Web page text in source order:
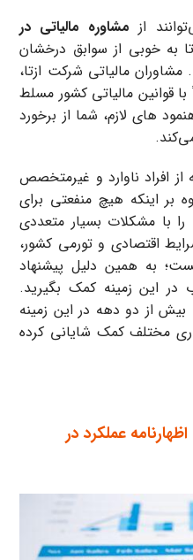
از مشاوره مالیاتی در
به خوبی از سوابق درخشان
مالیاتی شرکت ازتا،
با قوانین مالیاتی کشور مسلط
های لازم، شما از برخورد
افراد ناوارد و غیرمتخصص
بر اینکه هیچ منفعتی برای
را با مشکلات بسیار متعددی
اقتصادی و تورمی کشور،
به همین دلیل پیشنهاد
این زمینه کمک بگیرید.
بیش از دو دهه در این زمینه
مختلف کمک شایانی کرده
عملکرد در